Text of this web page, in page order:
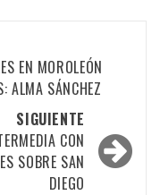
EN MOROLEÓN
ALMA SÁNCHEZ
SIGUIENTE
CON
SOBRE SAN
DIEGO